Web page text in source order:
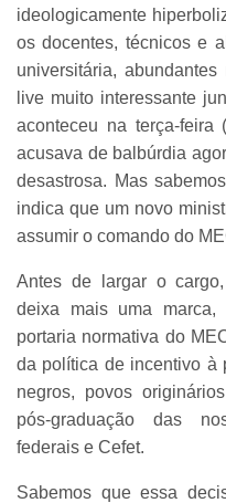
ideologicamente
os docentes, técnicos e
universitária,
live muito interessante
aconteceu na terça-
acusava de balbúrdia
desastrosa. Mas
indica que um novo
assumir o comando do
Antes de largar o
deixa mais uma
portaria normativa do
da política de incentivo à
negros, povos
pós-graduação das
federais e Cefet.
Sabemos que essa